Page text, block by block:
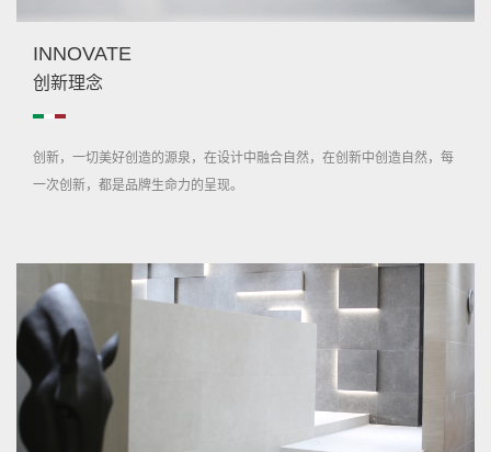
INNOVATE
创新理念
创新，一切美好创造的源泉，在设计中融合自然，在创新中创造自然，每
一次创新，都是品牌生命力的呈现。